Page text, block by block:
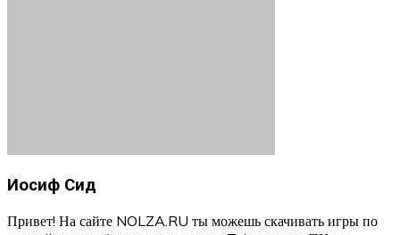
Иосиф Сид
Привет! На сайте NOLZA.RU ты можешь скачивать игры по